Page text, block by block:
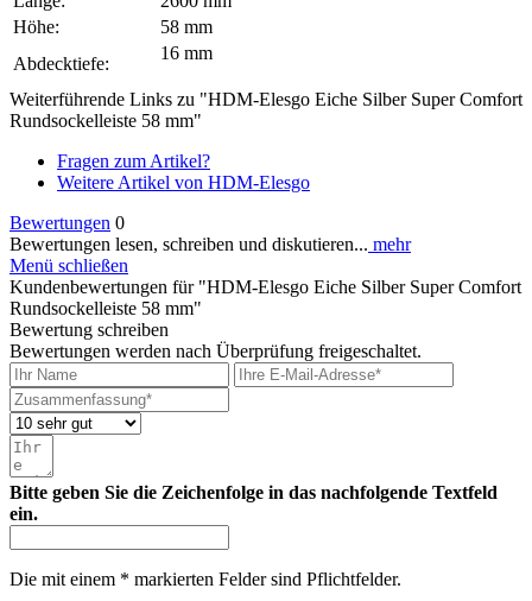
Höhe:
58 mm
Abdecktiefe:
16 mm
Weiterführende Links zu "HDM-Elesgo Eiche Silber Super Comfort
Rundsockelleiste 58 mm"
Fragen zum Artikel?
Weitere Artikel von HDM-Elesgo
Bewertungen 0
Bewertungen lesen, schreiben und diskutieren... mehr
Menü schließen
Kundenbewertungen für "HDM-Elesgo Eiche Silber Super Comfort
Rundsockelleiste 58 mm"
Bewertung schreiben
Bewertungen werden nach Überprüfung freigeschaltet.
Bitte geben Sie die Zeichenfolge in das nachfolgende Textfeld
ein.
Die mit einem * markierten Felder sind Pflichtfelder.